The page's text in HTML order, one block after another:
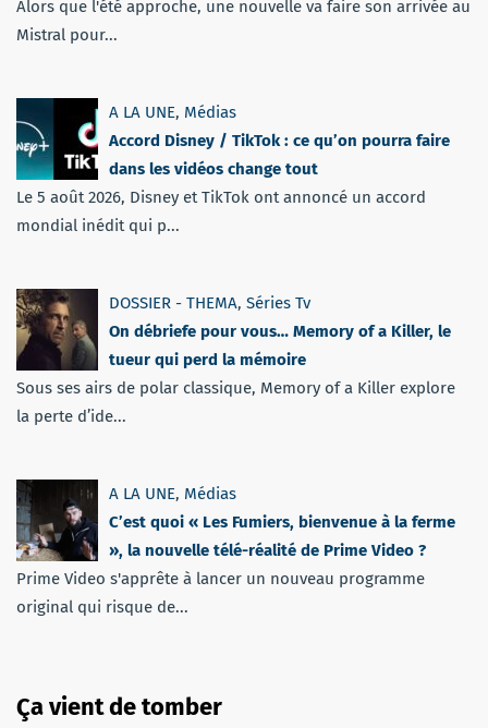
Alors que l'été approche, une nouvelle va faire son arrivée au
Mistral pour...
A LA UNE, Médias
Accord Disney / TikTok : ce qu’on pourra faire
dans les vidéos change tout
Le 5 août 2026, Disney et TikTok ont annoncé un accord
mondial inédit qui p...
DOSSIER - THEMA, Séries Tv
On débriefe pour vous… Memory of a Killer, le
tueur qui perd la mémoire
Sous ses airs de polar classique, Memory of a Killer explore
la perte d’ide...
A LA UNE, Médias
C’est quoi « Les Fumiers, bienvenue à la ferme
», la nouvelle télé-réalité de Prime Video ?
Prime Video s'apprête à lancer un nouveau programme
original qui risque de...
Ça vient de tomber